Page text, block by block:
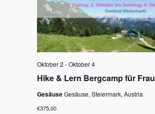
Hike & Lern Bergcamp für
Oktober 2 -Oktober 4
GesäuseGesäuse, Steiermark, Austria
€375,00